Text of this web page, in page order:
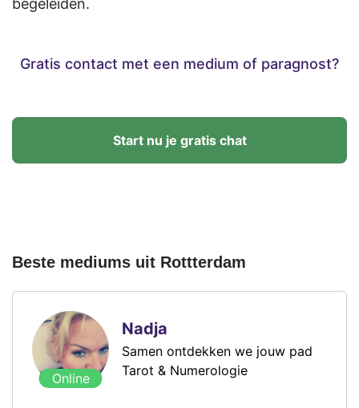
begeleiden.
Gratis contact met een medium of paragnost?
Start nu je gratis chat
Beste mediums uit Rottterdam
Online
Nadja
Samen ontdekken we jouw pad
Tarot & Numerologie